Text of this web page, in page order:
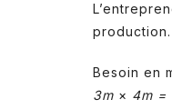
Besoin en
3m × 4m =